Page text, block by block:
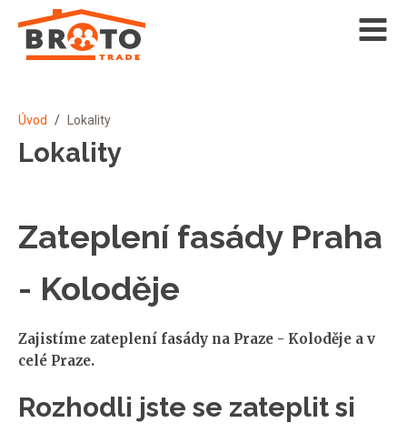
Úvod / Lokality
Lokality
Zateplení fasády Praha
- Koloděje
Zajistíme zateplení fasády na Praze - Koloděje a v
celé Praze.
Rozhodli jste se zateplit si